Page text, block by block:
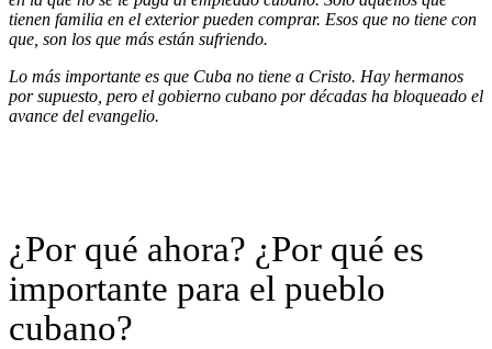
tienen familia en el exterior pueden comprar. Esos que no tiene con
que, son los que más están sufriendo.
Lo más importante es que Cuba no tiene a Cristo. Hay hermanos
por supuesto, pero el gobierno cubano por décadas ha bloqueado el
avance del evangelio.
¿Por qué ahora? ¿Por qué es
importante para el pueblo
cubano?